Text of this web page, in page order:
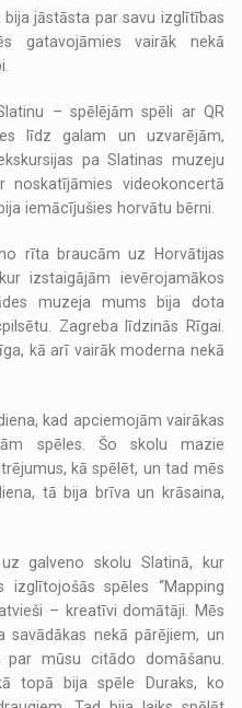
jāstāsta par savu izglītības
gatavojāmies vairāk nekā
– spēlējām spēli ar QR
līdz galam un uzvarējām,
pa Slatinas muzeju
noskatījāmies videokoncertā
iemācījušies horvātu bērni.
rīta braucām uz Horvātijas
izstaigājām ievērojamākos
muzeja mums bija dota
Zagreba līdzinās Rīgai.
kā arī vairāk moderna nekā
kad apciemojām vairākas
spēles. Šo skolu mazie
kā spēlēt, un tad mēs
tā bija brīva un krāsaina,
galveno skolu Slatinā, kur
izglītojošās spēles “Mapping
– kreatīvi domātāji. Mēs
savādākas nekā pārējiem, un
par mūsu citādo domāšanu.
topā bija spēle Duraks, ko